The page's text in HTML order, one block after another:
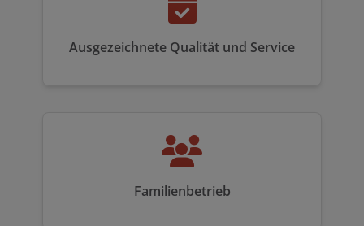
Ausgezeichnete Qualität und Service
Familienbetrieb